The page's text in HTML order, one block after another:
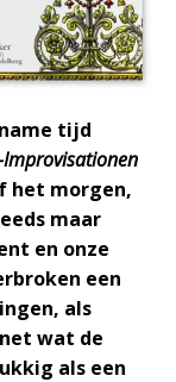
tijd
Improvisationen
het morgen,
maar
en onze
een
als
wat de
als een